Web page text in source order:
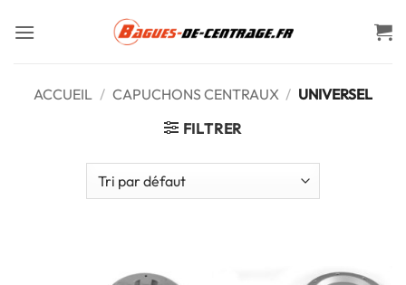
ACCUEIL / CAPUCHONS CENTRAUX / UNIVERSEL
FILTRER